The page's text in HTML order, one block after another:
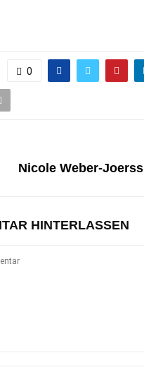
0
Nicole Weber-Joerss
HINTERLASSEN